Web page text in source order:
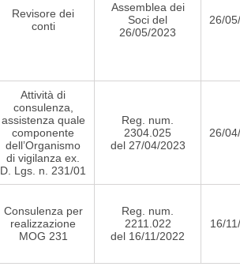
Revisore dei
conti
Assemblea dei
Soci del
26/05/2023
26/
Attività di
consulenza,
assistenza quale
componente
dell’Organismo
di vigilanza ex.
D. Lgs. n. 231/01
Reg. num.
2304.025
del 27/04/2023
26/
Consulenza per
realizzazione
MOG 231
Reg. num.
2211.022
del 16/11/2022
16/